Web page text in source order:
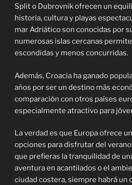
Split o Dubrovnik ofrecen un
historia, cultura y playas
mar Adriático son conocidas por
numerosas islas cercanas
escondidas y menos concurridas.
Además, Croacia ha ganado
años por ser un destino más
comparación con otros países
especialmente atractivo para
La verdad es que Europa ofrece
opciones para disfrutar del verano
que prefieras la tranquilidad de
aventura en acantilados o el
ciudad costera, siempre habrá un